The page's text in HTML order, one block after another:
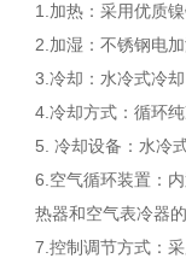
1.加热：采用优质
2.加湿：不锈钢电
3.冷却：水冷式冷
4.冷却方式：循环
5. 冷却设备：水冷
6.空气循环装置：
热器和空气表冷器
7.控制调节方式：